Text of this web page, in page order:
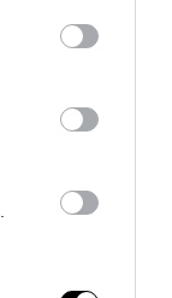
may click to
party tags to
below Google